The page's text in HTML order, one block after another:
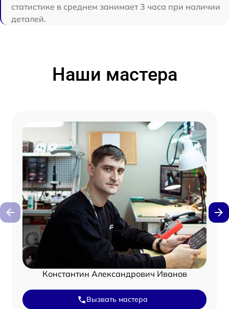
статистике в среднем занимает 3 часа при наличии
деталей.
Наши мастера
Константин Александрович Иванов
Вызвать мастера